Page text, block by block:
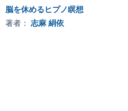
脳を休めるヒプノ瞑想
著者：志麻 絹依